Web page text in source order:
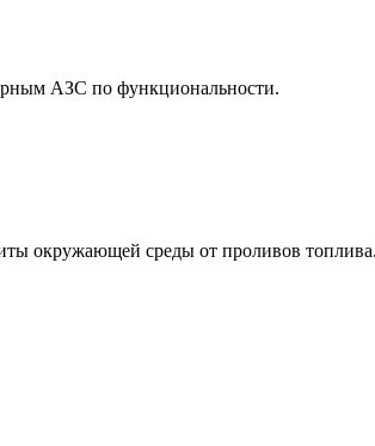
АЗС по функциональности.
окружающей среды от проливов